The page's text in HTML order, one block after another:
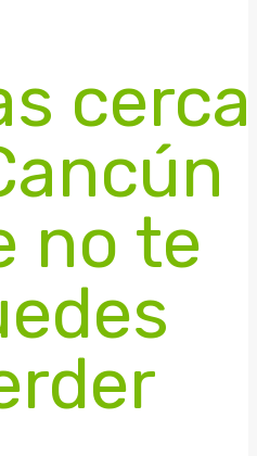
cerca
no te